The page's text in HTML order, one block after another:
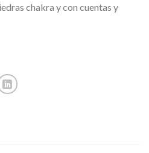
chakra y con cuentas y